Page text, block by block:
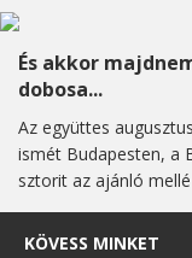
És akkor
dobosa...
Az együttes
ismét Budapesten, a
sztorit az ajánló
KÖVESS MINKET